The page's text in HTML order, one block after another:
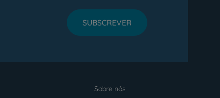
SUBSCREVER
Sobre nós